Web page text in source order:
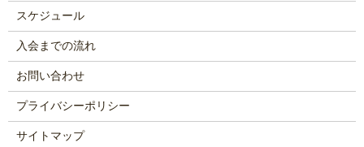
スケジュール
入会までの流れ
お問い合わせ
プライバシーポリシー
サイトマップ